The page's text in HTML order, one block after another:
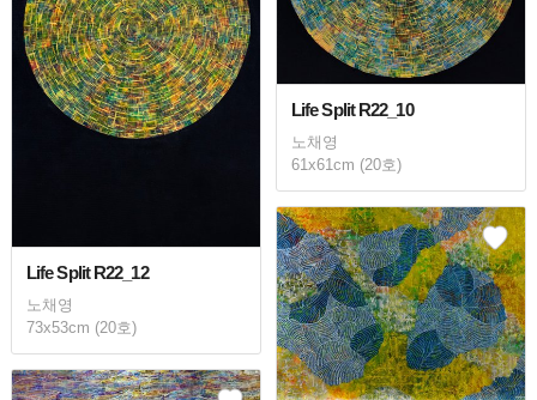
Life Split R22_10
노채영
61x61cm (20호)
Life Split R22_12
노채영
73x53cm (20호)